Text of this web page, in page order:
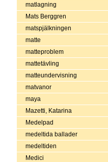
matlagning
Mats Berggren
matspjälkningen
matte
matteproblem
mattetävling
matteundervisning
matvanor
maya
Mazetti, Katarina
Medelpad
medeltida ballader
medeltiden
Medici